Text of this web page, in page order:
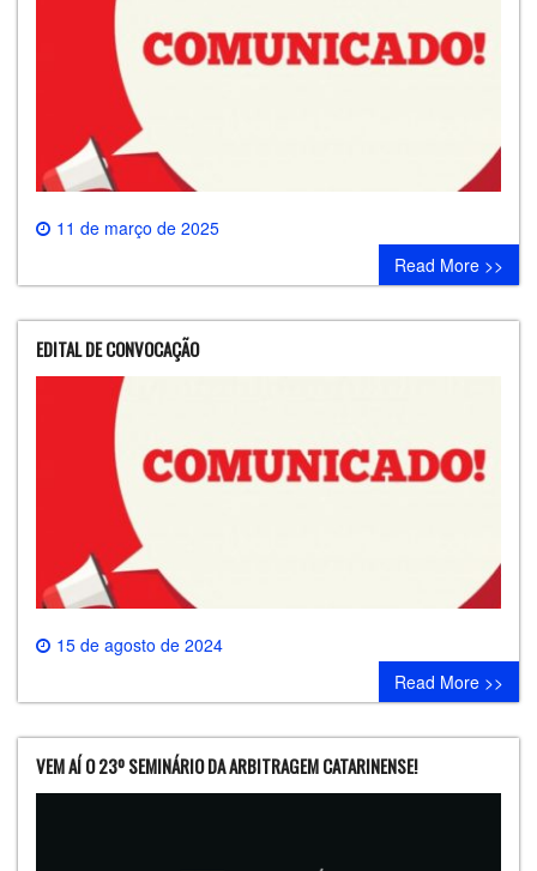
11 de março de 2025
0 comment
Read More >>
EDITAL DE CONVOCAÇÃO
15 de agosto de 2024
0 comment
Read More >>
VEM AÍ O 23º SEMINÁRIO DA ARBITRAGEM CATARINENSE!